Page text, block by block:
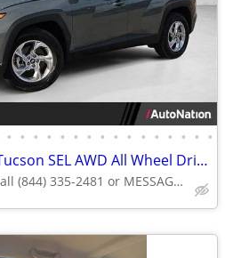
• • • • • • • • • • • • • • • •
2024 Hyundai Tucson SEL AWD All Wheel Drive SUV AUTONATION
Call (844) 335-2481 or MESSAGE/CHAT to confirm availability